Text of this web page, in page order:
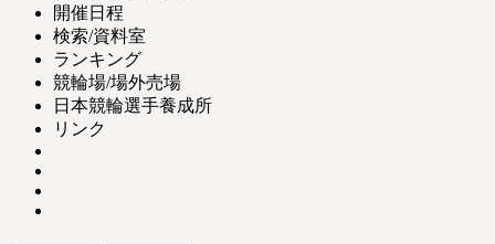
開催日程
検索/資料室
ランキング
競輪場/場外売場
日本競輪選手養成所
リンク